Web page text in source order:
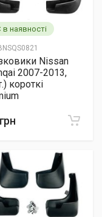
в наявності
Nissan
2007-2013,
короткі